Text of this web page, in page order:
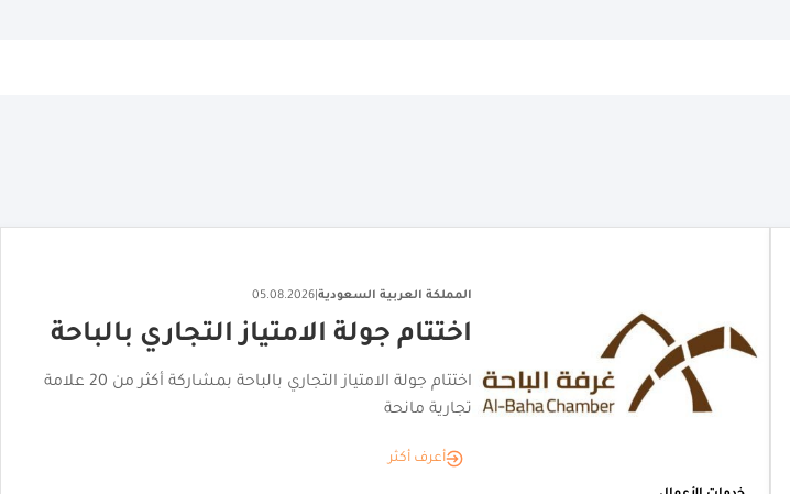
المملكة العربية السعودية|
06.08.2026
البصرية
"القصر الأحمر" يكشف عن هويته البصرية تمهيدًا لافتتاحه
أعرف أكثر